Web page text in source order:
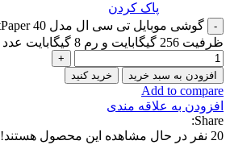
پاک کردن
ظرفیت 256 گیگابایت و رم 8 گیگابایت عدد
افزودن به سبد خرید خرید کنید
Add to compare
افزودن به علاقه مندی
Share:
20 نفر در حال مشاهده این محصول هستند!